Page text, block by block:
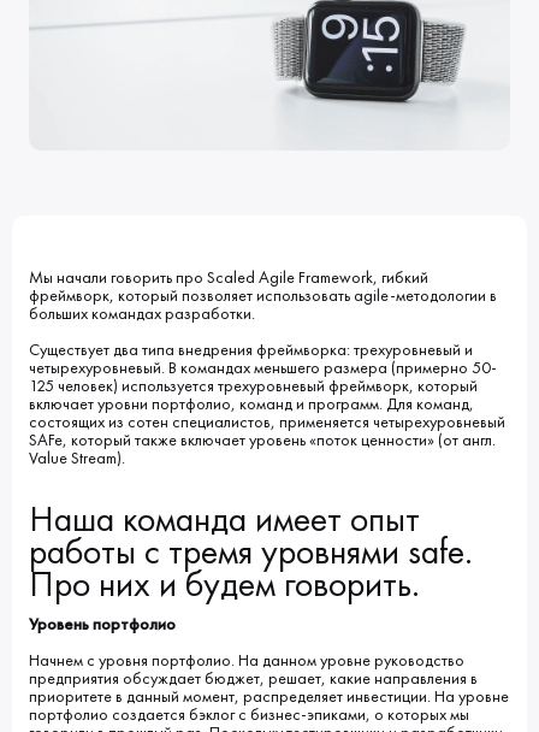
Блог
Вакансии
КОНТАКТЫ
Мы начали говорить про Scaled Agile Framework, гибкий
фреймворк, который позволяет использовать agile-методологии в
больших командах разработки.
Существует два типа внедрения фреймворка: трехуровневый и
четырехуровневый. В командах меньшего размера (примерно 50-
125 человек) используется трехуровневый фреймворк, который
включает уровни портфолио, команд и программ. Для команд,
состоящих из сотен специалистов, применяется четырехуровневый
SAFe, который также включает уровень «поток ценности» (от англ.
Value Stream).
Наша команда имеет опыт
работы с тремя уровнями safe.
Про них и будем говорить.
Уровень портфолио
Начнем с уровня портфолио. На данном уровне руководство
предприятия обсуждает бюджет, решает, какие направления в
приоритете в данный момент, распределяет инвестиции. На уровне
портфолио создается бэклог с бизнес-эпиками, о которых мы